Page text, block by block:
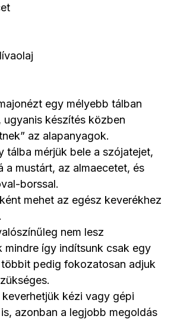
egy mélyebb tálban
ugyanis készítés közben
az alapanyagok.
tálba mérjük bele a szójatejet,
a mustárt, az almaecetet, és
borssal.
mehet az egész keverékhez
nem lesz
mindre így indítsunk csak egy
többit pedig fokozatosan adjuk
kézi vagy gépi
azonban a legjobb megoldás